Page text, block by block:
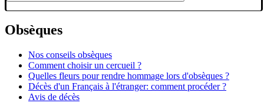
Obsèques
Nos conseils obsèques
Comment choisir un cercueil ?
Quelles fleurs pour rendre hommage lors d'obsèques ?
Décès d'un Français à l'étranger: comment procéder ?
Avis de décès